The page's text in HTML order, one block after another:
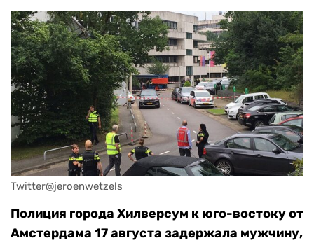
Twitter@jeroenwetzels
Полиция города Хилверсум к юго-востоку от
Амстердама 17 августа задержала мужчину,